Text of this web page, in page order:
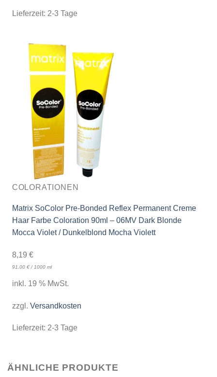
Lieferzeit: 2-3 Tage
COLORATIONEN
Matrix SoColor Pre-Bonded Reflex Permanent Creme
Haar Farbe Coloration 90ml – 06MV Dark Blonde
Mocca Violet / Dunkelblond Mocha Violett
8,19 €
91,00 €/ 1000 ml
inkl. 19 % MwSt.
zzgl. Versandkosten
Lieferzeit: 2-3 Tage
ÄHNLICHE PRODUKTE